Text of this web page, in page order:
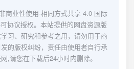
商业性使用-相同方式共享 4.0 国际
协议授权。本站提供的网盘资源版
习、研究和参考之用，请勿用于商
的版权纠纷，责任由使用者自行承
,请您在下载后24小时内删除。